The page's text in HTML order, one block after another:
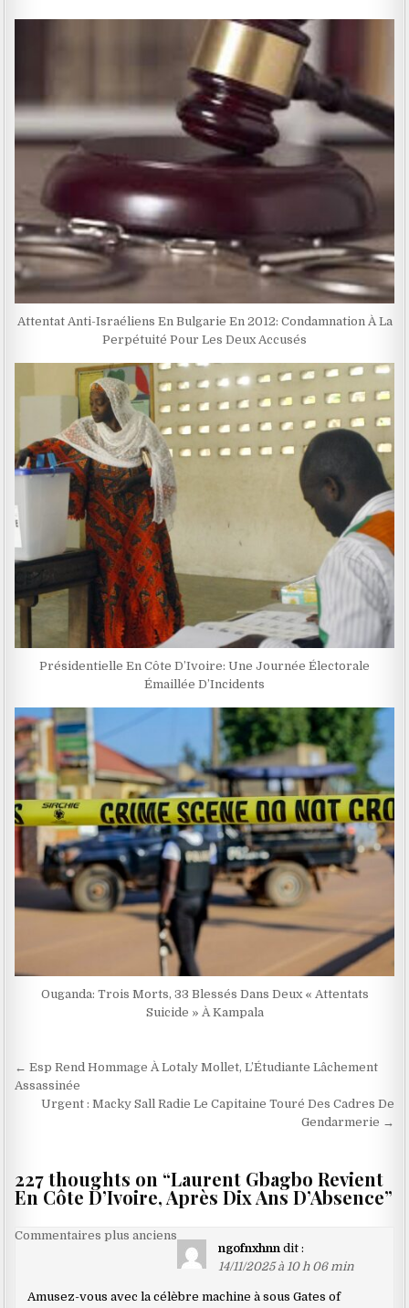
Attentat Anti-Israéliens En Bulgarie En 2012: Condamnation À La
Perpétuité Pour Les Deux Accusés
Présidentielle En Côte D’Ivoire: Une Journée Électorale
Émaillée D’Incidents
Ouganda: Trois Morts, 33 Blessés Dans Deux « Attentats
Suicide » À Kampala
Navigation
de
l’article
← Esp Rend Hommage À Lotaly Mollet, L’Étudiante Lâchement
Assassinée
Urgent : Macky Sall Radie Le Capitaine Touré Des Cadres De
Gendarmerie →
227 thoughts on “Laurent Gbagbo Revient
En Côte D’Ivoire, Après Dix Ans D’Absence”
Navigation
les
Commentaires plus anciens
ngofnxhnn dit :
14/11/2025 à 10 h 06 min
Amusez-vous avec la célèbre machine à sous Gates of